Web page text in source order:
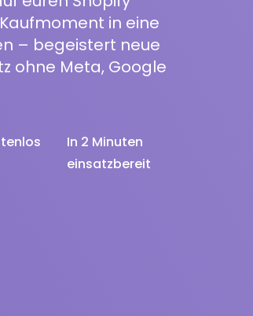
in eine
– begeistert neue
ohne Meta, Google
In 2 Minuten
einsatzbereit